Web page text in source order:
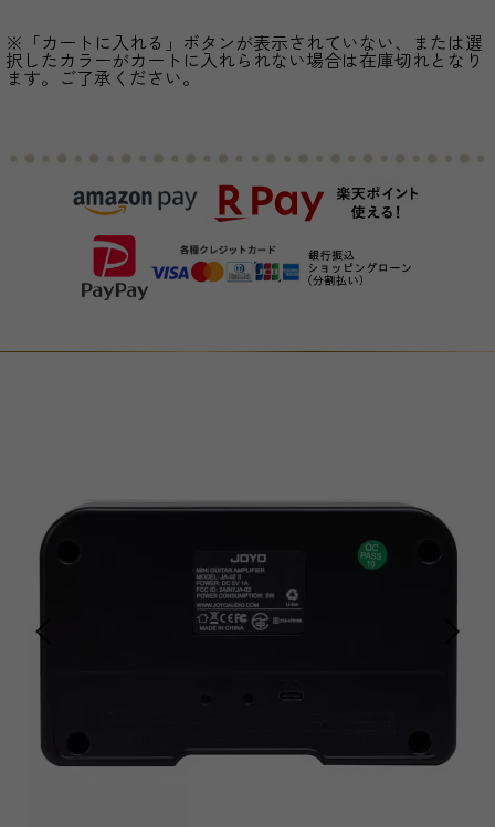
※「カートに入れる」ボタンが表示されていない、または選
択したカラーがカートに入れられない場合は在庫切れとなり
ます。ご了承ください。